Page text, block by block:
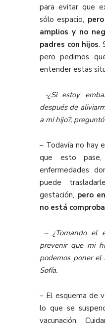
para evitar que
sólo espacio,
amplios y no
padres con hijos.
pero pedimos
entender estas
-¿Si estoy
después de
a mi hijo?,
– Todavía no hay
que esto
enfermedades
puede
gestación, pero
no está
– ¿Tomando el
prevenir que mi
podemos poner el
Sofía.
– El esquema de
lo que se
vacunación.